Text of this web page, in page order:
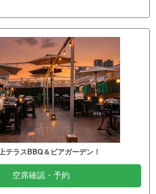
テラスBBQ＆ビアガーデン！
空席確認・予約